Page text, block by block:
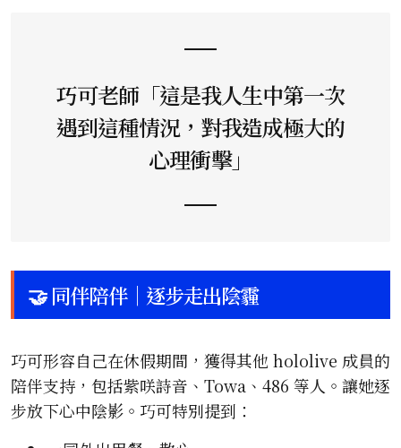
巧可老師「這是我人生中第一次
遇到這種情況，對我造成極大的
心理衝擊」
🤝 同伴陪伴｜逐步走出陰霾
巧可形容自己在休假期間，獲得其他 hololive 成員的
陪伴支持，包括紫咲詩音、Towa、486 等人。讓她逐
步放下心中陰影。巧可特別提到：